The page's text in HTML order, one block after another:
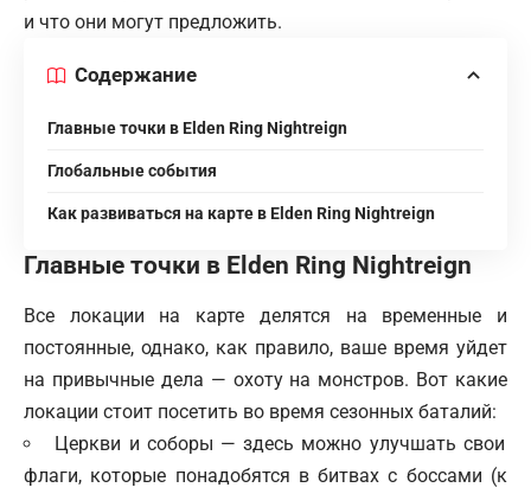
и что они могут предложить.
Содержание
Главные точки в Elden Ring Nightreign
Глобальные события
Как развиваться на карте в Elden Ring Nightreign
Главные точки в Elden Ring Nightreign
Все локации на карте делятся на временные и
постоянные, однако, как правило, ваше время уйдет
на привычные дела — охоту на монстров. Вот какие
локации стоит посетить во время сезонных баталий:
Церкви и соборы — здесь можно улучшать свои
флаги, которые понадобятся в битвах с боссами (к